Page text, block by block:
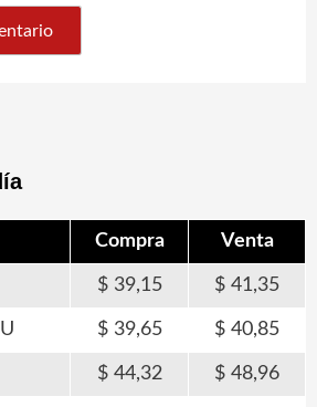
Compra Venta
39,15 41,35
39,65 40,85
44,32 48,96